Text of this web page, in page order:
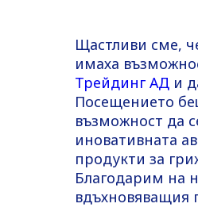
Щастливи сме,
имаха
Трейдинг АД и
Посещението
възможност да
иновативната
продукти за
Благодарим на
вдъхновяващия